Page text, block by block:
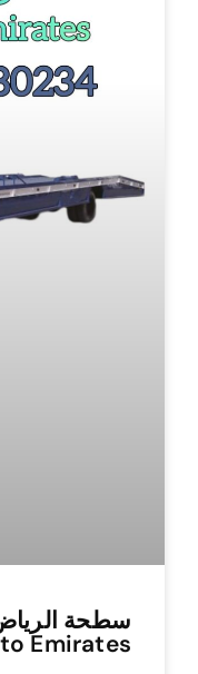
سطحة
Emirates